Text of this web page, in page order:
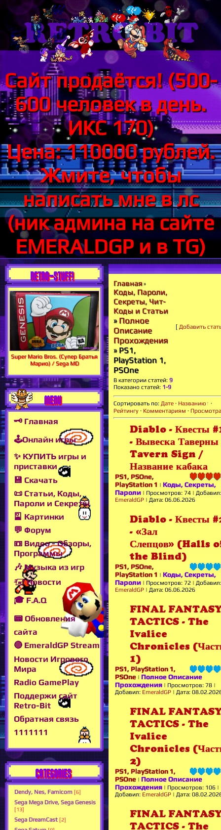
Сайт продаётся! (500-
600 человек в день.
ИКС 170)
Цена: 110000 рублей.
Жмите, чтобы
написать мне в лс
(ник админа на сайте
EMERALDGP и в TG)
RETRO-STUFF!
Super Mario Bros. (Супер Братья
Марио) / Sega MD
MENU
🗝 Главная
🕹Онлайн игры
✨ КУПИТЬ игры и
приставки
💾 Скачать
📜 Статьи, Коды,
Пароли и Секреты
🎴 Картинки
💬 Форум
📼 Видео - Обзоры,
Программы
🎶 Музыка из игр
🖅 Новости
🎓 F.A.Q
📟 Обновления
сайта
🔴 EmeraldGP Stream
Новости Игрового
Мира
Radio GamePlay
Поддержи сайт
Retro-Bit
Обратная связь
1111111
CATEGORIES
Dendy, Nes, Famicom [6]
Sega Mega Drive, Sega Genesis
[13]
Sega DreamCast [2]
Главная»
Коды, Пароли,
Секреты, Чит-
Коды и Статьи
» Полное
Описание
Прохождения
» PS1,
PlayStation 1,
PSOne
[ Добавить
В категории статей: 9
Показано статей: 1-9
Сортировать по: Дате · Названию
·
Рейтингу · Комментариям ·
Diablo - Квесты
- Вывеска
Tavern Sign /
Название кабака
PS1, PSOne,
PlayStation 1 | Коды, Секреты,
Пароли | Просмотров: 74 | Добавил:
EmeraldGP | Дата: 06.06.2026
Diablo - Квесты
- «Зал
Слепцов» (Halls
the Blind)
PS1, PSOne,
PlayStation 1 | Коды, Секреты,
Пароли | Просмотров: 72 | Добавил:
EmeraldGP | Дата: 06.06.2026
FINAL
TACTICS - The
Ivalice
Chronicles
1)
PS1, PlayStation 1,
PSOne | Полное Описание
Прохождения | Просмотров: 78 |
Добавил: EmeraldGP | Дата:
FINAL
TACTICS - The
Ivalice
Chronicles
2)
PS1, PlayStation 1,
PSOne | Полное Описание
Прохождения | Просмотров: 106 |
Добавил: EmeraldGP | Дата:
FINAL
TACTICS - The